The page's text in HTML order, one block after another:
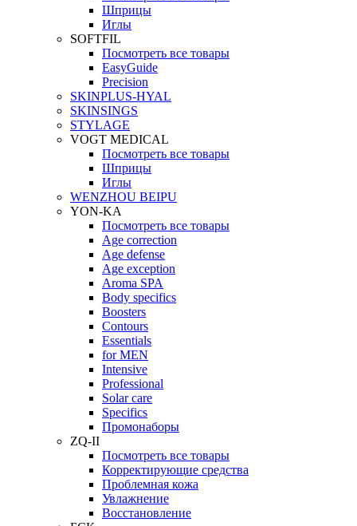
Шприцы
Иглы
SOFTFIL
Посмотреть все товары
EasyGuide
Precision
SKINPLUS-HYAL
SKINSINGS
STYLAGE
VOGT MEDICAL
Посмотреть все товары
Шприцы
Иглы
WENZHOU BEIPU
YON-KA
Посмотреть все товары
Age correction
Age defense
Age exception
Aroma SPA
Body specifics
Boosters
Contours
Essentials
for MEN
Intensive
Professional
Solar care
Specifics
Промонаборы
ZQ-II
Посмотреть все товары
Корректирующие средства
Проблемная кожа
Увлажнение
Восстановление